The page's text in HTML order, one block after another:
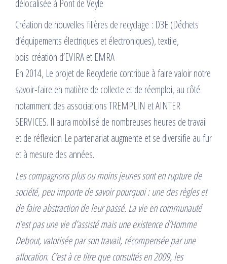
délocalisée à Pont de Veyle
Création de nouvelles filières de recyclage : D3E (Déchets
d’équipements électriques et électroniques), textile,
bois création d’EVIRA et EMRA
En 2014, Le projet de Recyclerie contribue à faire valoir notre
savoir-faire en matière de collecte et de réemploi, au côté
notamment des associations TREMPLIN et AINTER
SERVICES. Il aura mobilisé de nombreuses heures de travail
et de réflexion Le partenariat augmente et se diversifie au fur
et à mesure des années.
Les compagnons plus ou moins jeunes sont en rupture de
société, peu importe de savoir pourquoi : une des règles et
de faire abstraction de leur passé. La vie en communauté
n’est pas une vie d’assisté mais une existence d’Homme
Debout, valorisée par son travail, récompensée par une
allocation. C’est à ce titre que consultés en 2009, les